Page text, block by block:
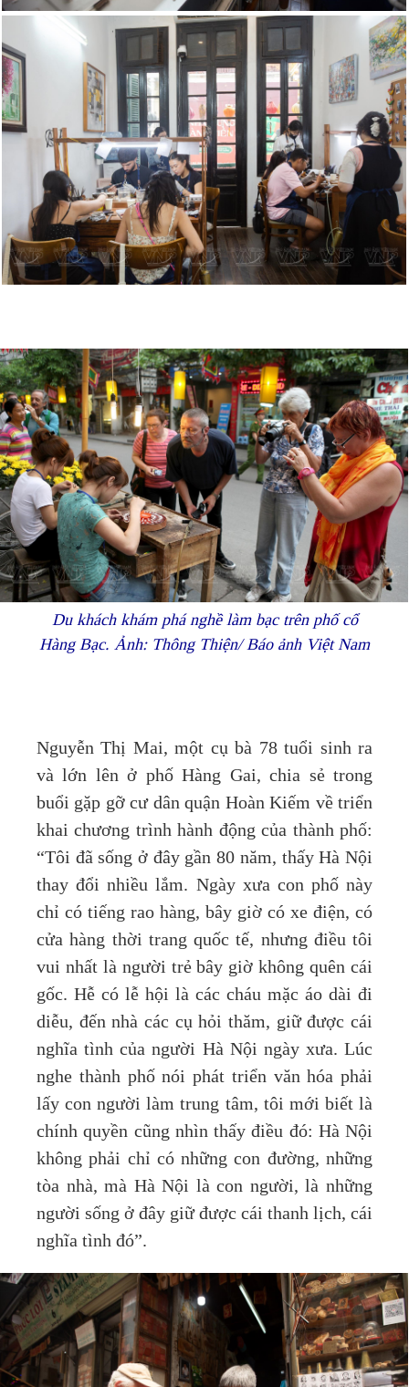
Du khách khám phá nghề làm bạc trên phố cổ
Hàng Bạc. Ảnh: Thông Thiện/ Báo ảnh Việt Nam
Nguyễn Thị Mai, một cụ bà 78 tuổi sinh ra
và lớn lên ở phố Hàng Gai, chia sẻ trong
buổi gặp gỡ cư dân quận Hoàn Kiếm về triển
khai chương trình hành động của thành phố:
“Tôi đã sống ở đây gần 80 năm, thấy Hà Nội
thay đổi nhiều lắm. Ngày xưa con phố này
chỉ có tiếng rao hàng, bây giờ có xe điện, có
cửa hàng thời trang quốc tế, nhưng điều tôi
vui nhất là người trẻ bây giờ không quên cái
gốc. Hễ có lễ hội là các cháu mặc áo dài đi
diễu, đến nhà các cụ hỏi thăm, giữ được cái
nghĩa tình của người Hà Nội ngày xưa. Lúc
nghe thành phố nói phát triển văn hóa phải
lấy con người làm trung tâm, tôi mới biết là
chính quyền cũng nhìn thấy điều đó: Hà Nội
không phải chỉ có những con đường, những
tòa nhà, mà Hà Nội là con người, là những
người sống ở đây giữ được cái thanh lịch, cái
nghĩa tình đó”.